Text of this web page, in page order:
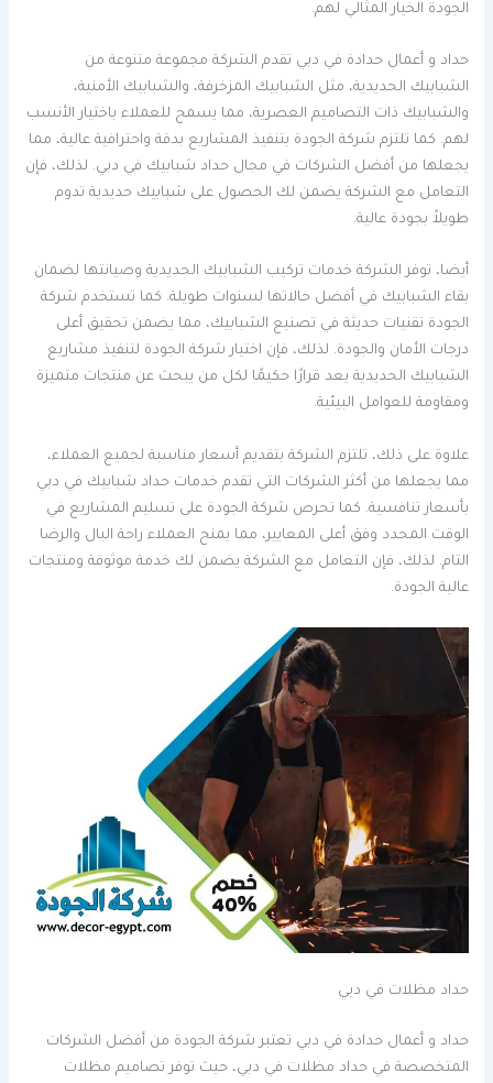
الجودة الخيار المثالي لهم.
حداد و أعمال حدادة في دبي تقدم الشركة مجموعة متنوعة من
الشبابيك الحديدية، مثل الشبابيك المزخرفة، والشبابيك الأمنية،
والشبابيك ذات التصاميم العصرية، مما يسمح للعملاء باختيار الأنسب
لهم. كما تلتزم شركة الجودة بتنفيذ المشاريع بدقة واحترافية عالية، مما
يجعلها من أفضل الشركات في مجال حداد شبابيك في دبي. لذلك، فإن
التعامل مع الشركة يضمن لك الحصول على شبابيك حديدية تدوم
طويلاً بجودة عالية.
أيضا، توفر الشركة خدمات تركيب الشبابيك الحديدية وصيانتها لضمان
بقاء الشبابيك في أفضل حالاتها لسنوات طويلة. كما تستخدم شركة
الجودة تقنيات حديثة في تصنيع الشبابيك، مما يضمن تحقيق أعلى
درجات الأمان والجودة. لذلك، فإن اختيار شركة الجودة لتنفيذ مشاريع
الشبابيك الحديدية يعد قرارًا حكيمًا لكل من يبحث عن منتجات متميزة
ومقاومة للعوامل البيئية.
علاوة على ذلك، تلتزم الشركة بتقديم أسعار مناسبة لجميع العملاء،
مما يجعلها من أكثر الشركات التي تقدم خدمات حداد شبابيك في دبي
بأسعار تنافسية. كما تحرص شركة الجودة على تسليم المشاريع في
الوقت المحدد وفق أعلى المعايير، مما يمنح العملاء راحة البال والرضا
التام. لذلك، فإن التعامل مع الشركة يضمن لك خدمة موثوقة ومنتجات
عالية الجودة.
حداد مظلات في دبي
حداد و أعمال حدادة في دبي تعتبر شركة الجودة من أفضل الشركات
المتخصصة في حداد مظلات في دبي، حيث توفر تصاميم مظلات